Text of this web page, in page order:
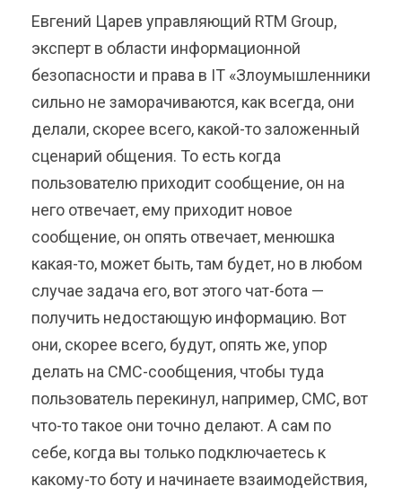
Евгений Царев управляющий RTM Group,
эксперт в области информационной
безопасности и права в IT «Злоумышленники
сильно не заморачиваются, как всегда, они
делали, скорее всего, какой-то заложенный
сценарий общения. То есть когда
пользователю приходит сообщение, он на
него отвечает, ему приходит новое
сообщение, он опять отвечает, менюшка
какая-то, может быть, там будет, но в любом
случае задача его, вот этого чат-бота —
получить недостающую информацию. Вот
они, скорее всего, будут, опять же, упор
делать на СМС-сообщения, чтобы туда
пользователь перекинул, например, СМС, вот
что-то такое они точно делают. А сам по
себе, когда вы только подключаетесь к
какому-то боту и начинаете взаимодействия,